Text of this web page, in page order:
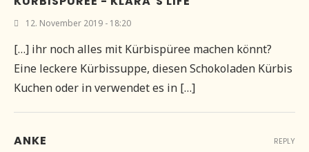
12. November 2019 - 18:20
[…] ihr noch alles mit Kürbispüree machen könnt?
Eine leckere Kürbissuppe, diesen Schokoladen Kürbis
Kuchen oder in verwendet es in […]
ANKE REPLY